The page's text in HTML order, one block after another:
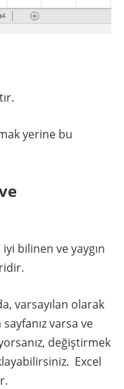
yerine bu
bilinen ve yaygın
varsayılan olarak
sayfanız varsa ve
değiştirmek
Excel